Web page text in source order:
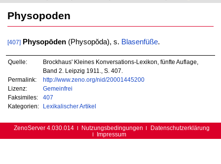
Physopoden
[407] Physopōden(Physopŏda), s. Blasenfüße.
Quelle:
Brockhaus' Kleines Konversations-Lexikon, fünfte Auflage,
Band 2. Leipzig 1911., S. 407.
Permalink:
http://www.zeno.org/nid/20001445200
Lizenz:
Gemeinfrei
Faksimiles:
407
Kategorien:
Lexikalischer Artikel
ZenoServer 4.030.014 Nutzungsbedingungen
Datenschutzerklärung
Impressum